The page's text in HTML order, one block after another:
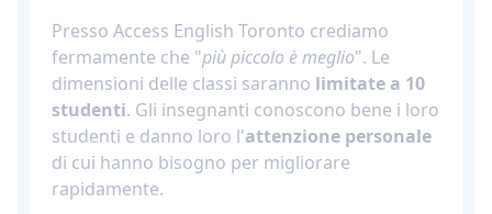
Presso Access English Toronto crediamo
fermamente che "più piccolo è meglio". Le
dimensioni delle classi saranno limitate a 10
studenti. Gli insegnanti conoscono bene i loro
studenti e danno loro l'attenzione personale
di cui hanno bisogno per migliorare
rapidamente.